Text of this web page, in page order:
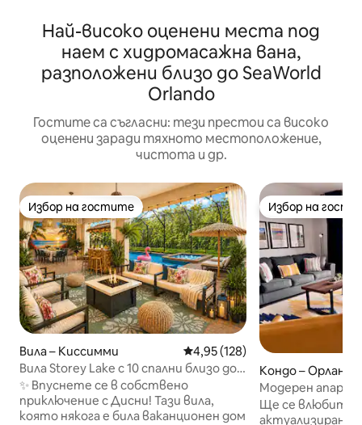
Най-високо оценени места под
наем с хидромасажна вана,
разположени близо до SeaWorld
Orlando
Гостите са съгласни: тези престои са високо
оценени заради тяхното местоположение,
чистота и др.
Избор на гостите
Избор на гостите
Вила – Киссимми Средна оценка: 4,95 от 5,
4,95 (128)
Вила Storey Lake с 10 спални близо до
Дисни, с басейн и воден парк
✨ Впуснете се в собствено
приключение с Дисни! Тази вила,
която някога е била ваканционен дом
Избор на
Избор на
Кондо – Орландо
Модерен
езерото на 1,6
Ще се влюбите
актуализиран 1